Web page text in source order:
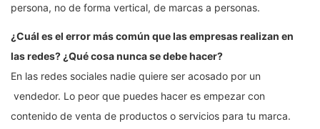
persona, no de forma vertical, de marcas a personas.
¿Cuál es el error más común que las empresas realizan en
las redes? ¿Qué cosa nunca se debe hacer?
En las redes sociales nadie quiere ser acosado por un
vendedor. Lo peor que puedes hacer es empezar con
contenido de venta de productos o servicios para tu marca.